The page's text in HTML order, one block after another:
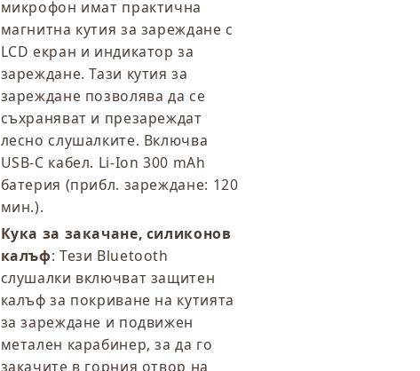
микрофон имат практична
магнитна кутия за зареждане с
LCD екран и индикатор за
зареждане. Тази кутия за
зареждане позволява да се
съхраняват и презареждат
лесно слушалките. Включва
USB-C кабел. Li-Ion 300 mAh
батерия (прибл. зареждане: 120
мин.).
Кука за закачане, силиконов
калъф: Тези Bluetooth
слушалки включват защитен
калъф за покриване на кутията
за зареждане и подвижен
метален карабинер, за да го
закачите в горния отвор на